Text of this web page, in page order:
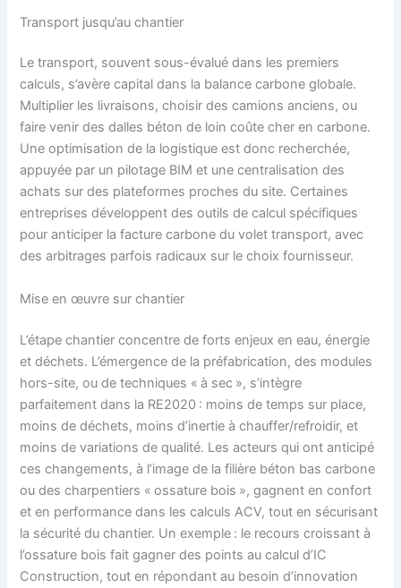
Transport jusqu’au chantier
Le transport, souvent sous-évalué dans les premiers
calculs, s’avère capital dans la balance carbone globale.
Multiplier les livraisons, choisir des camions anciens, ou
faire venir des dalles béton de loin coûte cher en carbone.
Une optimisation de la logistique est donc recherchée,
appuyée par un pilotage BIM et une centralisation des
achats sur des plateformes proches du site. Certaines
entreprises développent des outils de calcul spécifiques
pour anticiper la facture carbone du volet transport, avec
des arbitrages parfois radicaux sur le choix fournisseur.
Mise en œuvre sur chantier
L’étape chantier concentre de forts enjeux en eau, énergie
et déchets. L’émergence de la préfabrication, des modules
hors-site, ou de techniques « à sec », s’intègre
parfaitement dans la RE2020 : moins de temps sur place,
moins de déchets, moins d’inertie à chauffer/refroidir, et
moins de variations de qualité. Les acteurs qui ont anticipé
ces changements, à l’image de la filière béton bas carbone
ou des charpentiers « ossature bois », gagnent en confort
et en performance dans les calculs ACV, tout en sécurisant
la sécurité du chantier. Un exemple : le recours croissant à
l’ossature bois fait gagner des points au calcul d’IC
Construction, tout en répondant au besoin d’innovation